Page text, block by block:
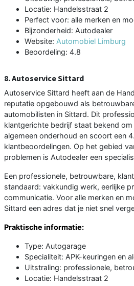
Locatie: Handelsstraat 2
Perfect voor: alle merken en
Bijzonderheid: Autodealer
Website: Automobiel Limburg
Beoordeling: 4.8
8. Autoservice Sittard
Autoservice Sittard heeft aan de
reputatie opgebouwd als
automobilisten in Sittard. Dit
klantgerichte bedrijf staat bekend om
algemeen onderhoud en scoort een
klantbeoordelingen. Op het gebied
problemen is Autodealer een
Een professionele, betrouwbare,
standaard: vakkundig werk, eerlijke
communicatie. Voor alle merken en
Sittard een adres dat je niet snel
Praktische informatie:
Type: Autogarage
Specialiteit: APK-keuringen en
Uitstraling: professionele,
Locatie: Handelsstraat 2